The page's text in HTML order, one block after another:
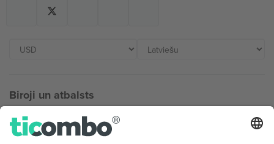
Biroji un atbalsts
Germany
Unter den Linden 24, 10117